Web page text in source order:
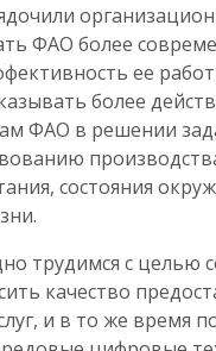
ФАО более
ее
более
ФАО в решении
состояния
трудимся с целью
качество
и в то же время